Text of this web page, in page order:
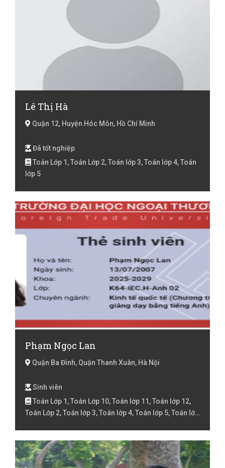
Lê Thị Hà
Quận 12, Huyện Hóc Môn, Hồ Chí Minh
Đã tốt nghiệp
Toán Lớp 1, Toán Lớp 2, Toán lớp 3, Toán lớp 4, Toán
lớp 5
Phạm Ngọc Lan
Quận Ba Đình, Quận Thanh Xuân, Hà Nội
Sinh viên
Toán Lớp 1, Toán Lớp 10, Toán lớp 11, Toán lớp 12,
Toán Lớp 2, Toán lớp 3, Toán lớp 4, Toán lớp 5, Toán lớp